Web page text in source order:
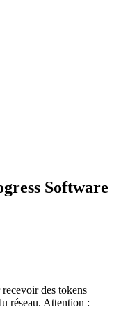
Software
des tokens
réseau. Attention :